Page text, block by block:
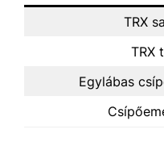
TRX
TRX
Egylábas